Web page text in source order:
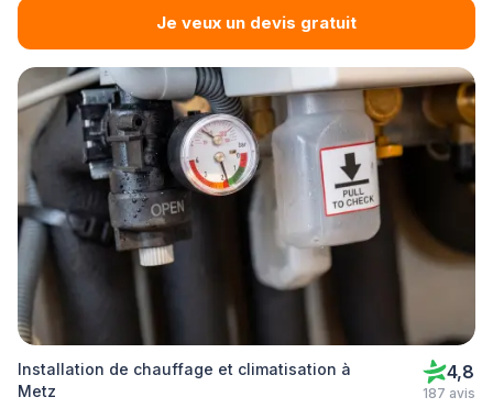
Je veux un devis gratuit
Installation de chauffage et climatisation à
Metz
4,8
187 avis